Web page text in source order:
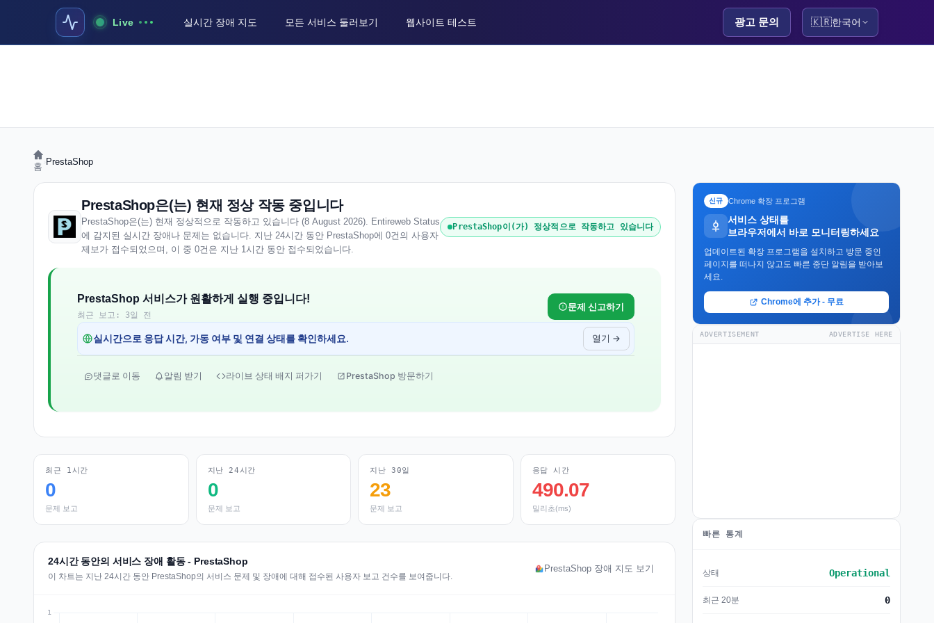
Live 실시간 장애 지도 모든 서비스 둘러보기 웹사이트 테스트 광고 문의 🇰🇷한국어
홈 PrestaShop
PrestaShop은(는) 현재 정상 작동 중입니다
PrestaShop은(는) 현재 정상적으로 작동하고 있습니다 (8 August 2026). Entireweb Status
에 감지된 실시간 장애나 문제는 없습니다. 지난 24시간 동안 PrestaShop에 0건의 사용자
제보가 접수되었으며, 이 중 0건은 지난 1시간 동안 접수되었습니다.
PrestaShop이(가) 정상적으로 작동하고 있습니다
PrestaShop 서비스가 원활하게 실행 중입니다!
최근 보고: 3일 전
문제 신고하기
실시간으로 응답 시간, 가동 여부 및 연결 상태를 확인하세요. 열기 →
댓글로 이동 알림 받기 라이브 상태 배지 퍼가기 PrestaShop 방문하기
최근 1시간
0
문제 보고
지난 24시간
0
문제 보고
지난 30일
23
문제 보고
응답 시간
490.07
밀리초(ms)
24시간 동안의 서비스 장애 활동 - PrestaShop
이 차트는 지난 24시간 동안 PrestaShop의 서비스 문제 및 장애에 대해 접수된 사용자 보고 건수를 보여줍니다.
PrestaShop 장애 지도 보기
신규 Chrome 확장 프로그램
서비스 상태를
브라우저에서 바로 모니터링하세요
업데이트된 확장 프로그램을 설치하고 방문 중인
페이지를 떠나지 않고도 빠른 중단 알림을 받아보
세요.
Chrome에 추가 - 무료
ADVERTISEMENT ADVERTISE HERE
빠른 통계
상태 Operational
최근 20분 0